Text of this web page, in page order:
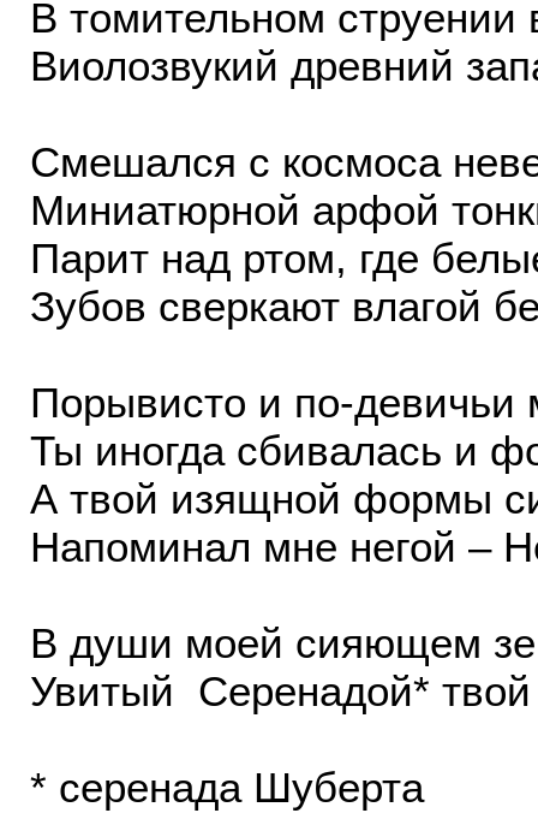
В томительном струении
Виолозвукий древний
Смешался с космоса
Миниатюрной арфой
Парит над ртом, где
Зубов сверкают влагой
Порывисто и по-девичьи
Ты иногда сбивалась и
А твой изящной формы
Напоминал мне негой –
В души моей сияющем
Увитый Серенадой* твой
* серенада Шуберта